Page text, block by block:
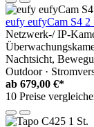
eufy eufyCam S4 2
Netzwerk-/ IP-
Nachtsicht,
Outdoor ·
ab 679,00 €*
10 Preise